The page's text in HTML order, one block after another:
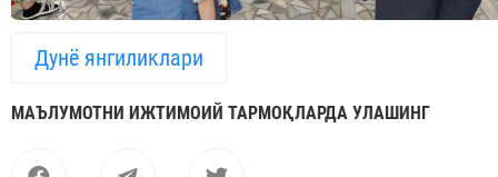
Дунё янгиликлари
МАЪЛУМОТНИ ИЖТИМОИЙ ТАРМОҚЛАРДА УЛАШИНГ